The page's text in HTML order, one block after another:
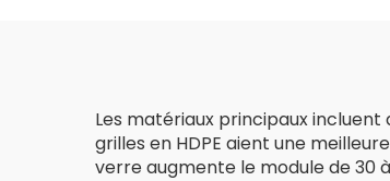
Les matériaux principaux incluent
grilles en HDPE aient une
verre augmente le module de 30